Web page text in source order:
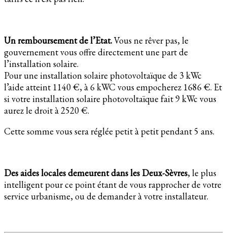
Un remboursement de l’Etat.Vous ne rêver pas, le
gouvernement vous offre directement une part de
l’installation solaire.
Pour une installation solaire photovoltaïque de 3 kWc
l’aide atteint 1140 €, à 6 kWC vous empocherez 1686 €. Et
si votre installation solaire photovoltaïque fait 9 kWc vous
aurez le droit à 2520 €.
Cette somme vous sera réglée petit à petit pendant 5 ans.
Des aides locales demeurent dans les Deux-Sèvres, le plus
intelligent pour ce point étant de vous rapprocher de votre
service urbanisme, ou de demander à votre installateur.